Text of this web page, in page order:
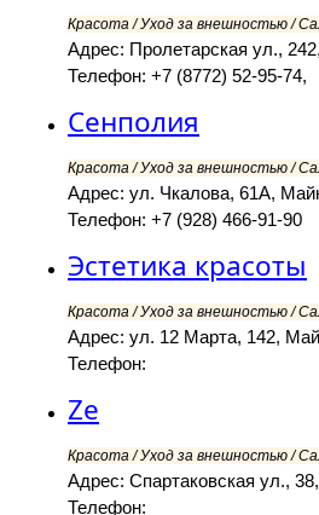
Красота / Уход за внешностью /
Адрес: Пролетарская ул.,
Телефон: +7 (8772) 52-95-74,
Сенполия
Красота / Уход за внешностью /
Адрес: ул. Чкалова, 61А,
Телефон: +7 (928) 466-91-90
Эстетика красоты
Красота / Уход за внешностью /
Адрес: ул. 12 Марта, 142,
Телефон:
Ze
Красота / Уход за внешностью /
Адрес: Спартаковская ул.,
Телефон: